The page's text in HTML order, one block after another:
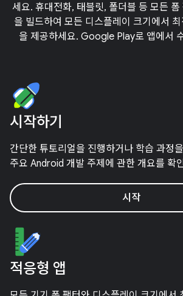
세요. 휴대전화, 태블릿, 폴더블 등 모든
을 빌드하여 모든 디스플레이 크기에서
을 제공하세요. Google Play로 앱에서
시작하기
간단한 튜토리얼을 진행하거나 학습 과정
주요 Android 개발 주제에 관한 개요를 확
시작
적응형 앱